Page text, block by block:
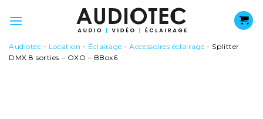
au
Audiotec - Location - Éclairage -Accessoires éclairage - Splitter
DMX 8 sorties – OXO – BBox6